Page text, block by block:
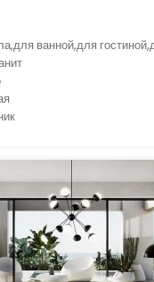
ванной,для